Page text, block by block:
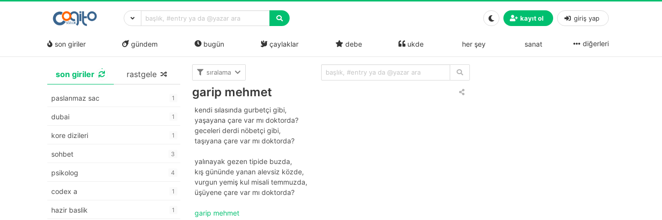
kayıt ol giriş yap
son giriler gündem bugün çaylaklar debe ukde her şey sanat diğerleri
son giriler rastgele
paslanmaz sac 1
dubai 1
kore dizileri 1
sohbet 3
psikolog 4
codex a 1
hazir baslik 1
sıralama
garip mehmet
kendi sılasında gurbetçi gibi,
yaşayana çare var mı doktorda?
geceleri derdi nöbetçi gibi,
taşıyana çare var mı doktorda?
yalınayak gezen tipide buzda,
kış gününde yanan alevsiz közde,
vurgun yemiş kul misali temmuzda,
üşüyene çare var mı doktorda?
garip mehmet